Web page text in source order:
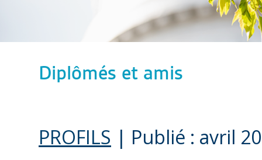
Diplômés et amis
PROFILS | Publié : avril